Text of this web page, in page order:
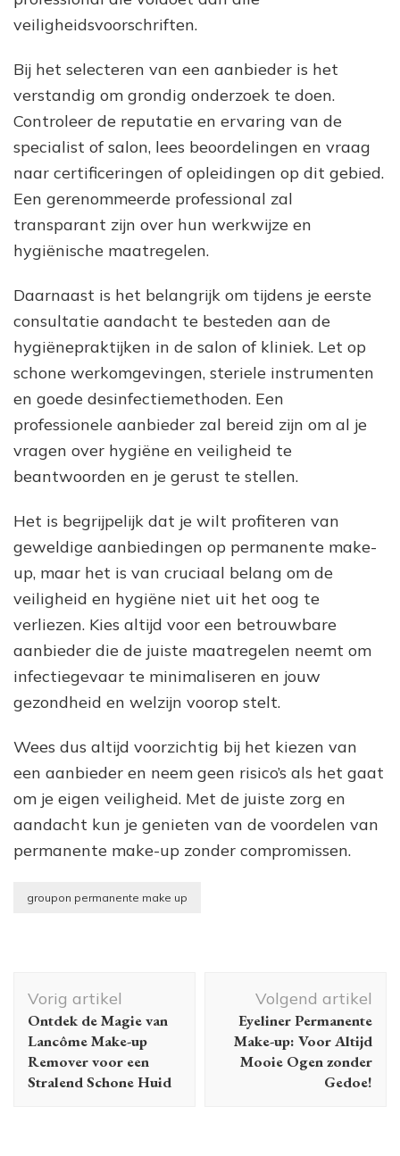
veiligheidsvoorschriften.
Bij het selecteren van een aanbieder is het
verstandig om grondig onderzoek te doen.
Controleer de reputatie en ervaring van de
specialist of salon, lees beoordelingen en vraag
naar certificeringen of opleidingen op dit gebied.
Een gerenommeerde professional zal
transparant zijn over hun werkwijze en
hygiënische maatregelen.
Daarnaast is het belangrijk om tijdens je eerste
consultatie aandacht te besteden aan de
hygiënepraktijken in de salon of kliniek. Let op
schone werkomgevingen, steriele instrumenten
en goede desinfectiemethoden. Een
professionele aanbieder zal bereid zijn om al je
vragen over hygiëne en veiligheid te
beantwoorden en je gerust te stellen.
Het is begrijpelijk dat je wilt profiteren van
geweldige aanbiedingen op permanente make-
up, maar het is van cruciaal belang om de
veiligheid en hygiëne niet uit het oog te
verliezen. Kies altijd voor een betrouwbare
aanbieder die de juiste maatregelen neemt om
infectiegevaar te minimaliseren en jouw
gezondheid en welzijn voorop stelt.
Wees dus altijd voorzichtig bij het kiezen van
een aanbieder en neem geen risico’s als het gaat
om je eigen veiligheid. Met de juiste zorg en
aandacht kun je genieten van de voordelen van
permanente make-up zonder compromissen.
groupon permanente make up
Vorig artikel
Ontdek de Magie van
Lancôme Make-up
Remover voor een
Stralend Schone Huid
Volgend artikel
Eyeliner Permanente
Make-up: Voor Altijd
Mooie Ogen zonder
Gedoe!